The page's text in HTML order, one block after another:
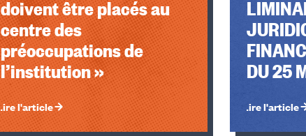
doivent être placés au
centre des
préoccupations de
l’institution »
Lire l'article
DU 25
Lire l'article